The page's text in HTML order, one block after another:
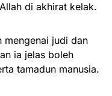
di akhirat kelak.
mengenai judi dan
ia jelas boleh
tamadun manusia.